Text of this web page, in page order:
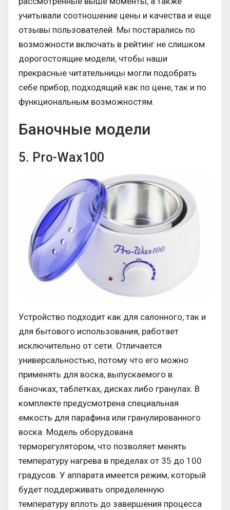
учитывали соотношение цены и качества и еще
отзывы пользователей. Мы постарались по
возможности включать в рейтинг не слишком
дорогостоящие модели, чтобы наши
прекрасные читательницы могли подобрать
себе прибор, подходящий как по цене, так и по
функциональным возможностям.
Баночные модели
5. Pro-Wax100
Устройство подходит как для салонного, так и
для бытового использования, работает
исключительно от сети. Отличается
универсальностью, потому что его можно
применять для воска, выпускаемого в
баночках, таблетках, дисках либо гранулах. В
комплекте предусмотрена специальная
емкость для парафина или гранулированного
воска. Модель оборудована
терморегулятором, что позволяет менять
температуру нагрева в пределах от 35 до 100
градусов. У аппарата имеется режим, который
будет поддерживать определенную
температуру вплоть до завершения процесса